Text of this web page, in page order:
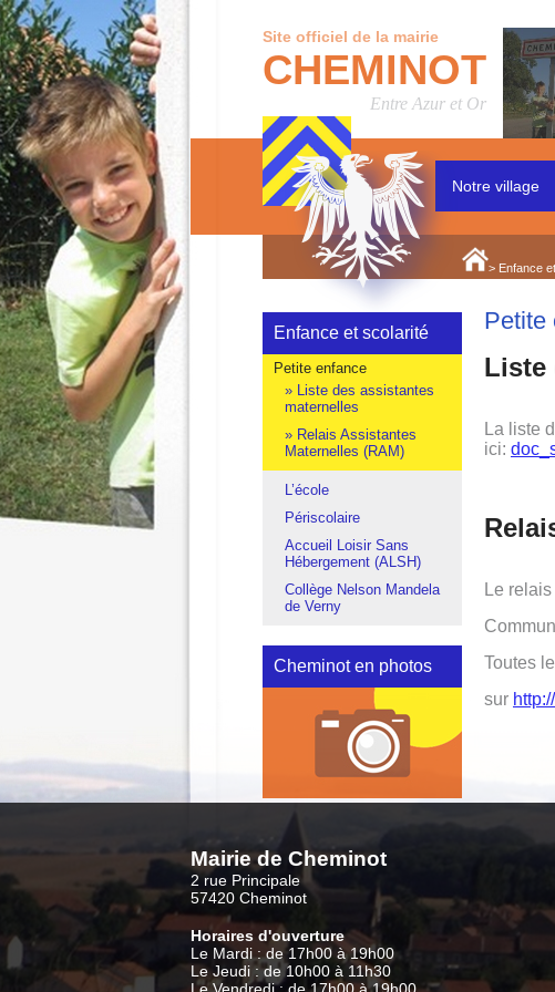
Site officiel de la mairie
CHEMINOT
Entre Azur et Or
Notre village
> Enfance
Enfance et scolarité
Petite enfance
Liste des assistantes
maternelles
Relais Assistantes
Maternelles (RAM)
L’école
Périscolaire
Accueil Loisir Sans
Hébergement (ALSH)
Collège Nelson Mandela
de Verny
Cheminot en photos
Petite
Liste
La liste
ici:
Le
Toutes
sur
Mairie de Cheminot
2 rue Principale
57420 Cheminot
Horaires d'ouverture
Le Mardi : de 17h00 à 19h00
Le Jeudi : de 10h00 à 11h30